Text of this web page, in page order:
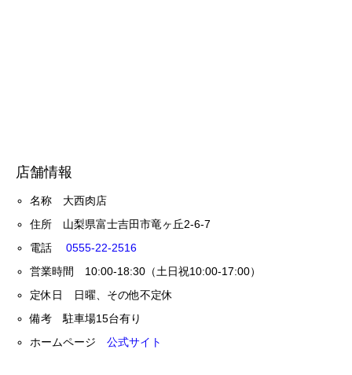
店舗情報
名称 大西肉店
住所 山梨県富士吉田市竜ヶ丘2-6-7
電話0555-22-2516
営業時間 10:00-18:30（土日祝10:00-17:00）
定休日 日曜、その他不定休
備考 駐車場15台有り
ホームページ公式サイト